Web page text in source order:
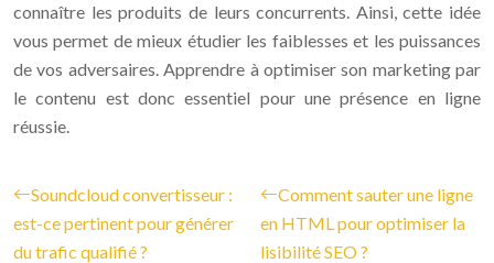
connaître les produits de leurs concurrents. Ainsi, cette idée
vous permet de mieux étudier les faiblesses et les puissances
de vos adversaires. Apprendre à optimiser son marketing par
le contenu est donc essentiel pour une présence en ligne
réussie.
Soundcloud convertisseur :
est-ce pertinent pour générer
du trafic qualifié ?
Comment sauter une ligne
en HTML pour optimiser la
lisibilité SEO ?